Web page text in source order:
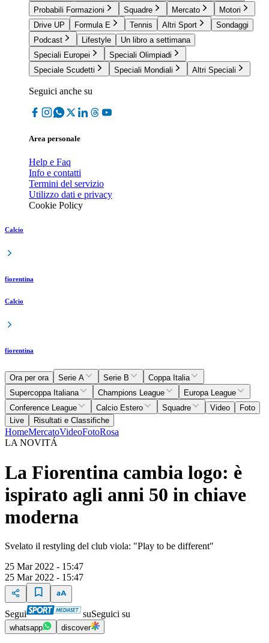
Probabili Formazioni
Squadre Mercato
Motori
Drive UP
Formula E Tennis Altri Sport
Sondaggi
Podcast
Lifestyle
Un libro a settimana
Speciali Europei
Speciali Olimpiadi
Speciale Scudetti
Speciali Mondiali Altri Speciali
Seguici anche su
Area personale
Help e Faq
Info e contatti
Termini del servizio
Utilizzo dati e privacy
Cookie Policy
Calcio
fiorentina
Calcio
fiorentina
Ora per ora Serie A Serie B
Coppa Italia
Supercoppa Italiana
Champions League
Europa League
Conference League
Calcio Estero Squadre Video
Foto
Live
Risultati e Classifiche
HomeMercatoVideoFotoRosa
LA NOVITÁ
La Fiorentina cambia logo: è
ispirato agli anni 50 in chiave
moderna
Svelato il restyling del club viola: "Play to be different"
25 Mar 2022 - 15:47
25 Mar 2022 - 15:47
Segui suSeguici su
whatsapp discover